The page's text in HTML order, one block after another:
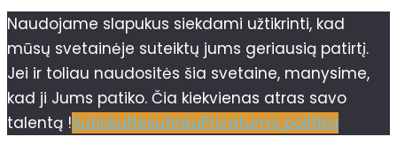
Naudojame slapukus siekdami užtikrinti, kad
mūsų svetainėje suteiktų jums geriausią patirtį.
Jei ir toliau naudositės šia svetaine, manysime,
kad ji Jums patiko. Čia kiekvienas atras savo
talentą !SutinkuNesutinkuPrivatumo politika